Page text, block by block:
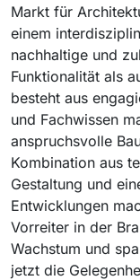
Markt für
einem
nachhaltige und
Funktionalität als
besteht aus
und Fachwissen
anspruchsvolle
Kombination aus
Gestaltung und
Entwicklungen
Vorreiter in der
Wachstum und
jetzt die